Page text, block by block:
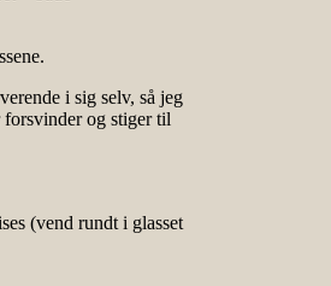
i sig selv, så jeg
og stiger til
(vend rundt i glasset